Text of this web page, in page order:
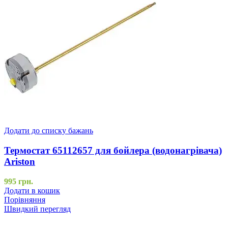
Додати до списку бажань
Термостат 65112657 для бойлера (водонагрівача)
Ariston
995 грн.
Додати в кошик
Порівняння
Швидкий перегляд